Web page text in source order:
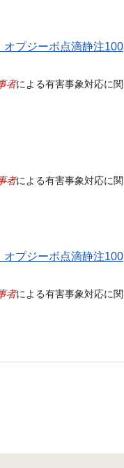
プジーボ点滴静注100
者による有害事象対応に関
者による有害事象対応に関
プジーボ点滴静注100
者による有害事象対応に関